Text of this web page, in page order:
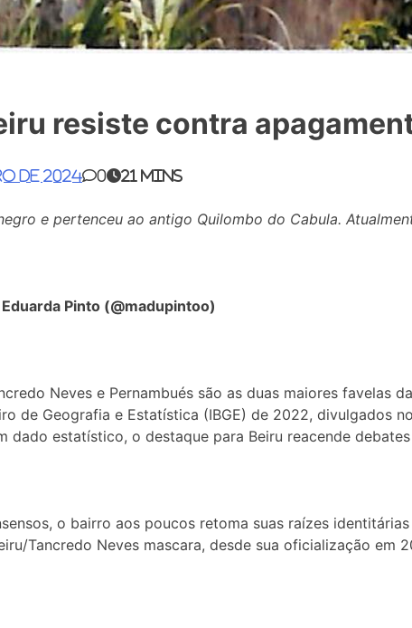
resiste contra
de 2024 0 21 mins
e pertenceu ao antigo Quilombo do Cabula.
Pinto (@madupintoo)
Neves e Pernambués são as duas maiores favelas
de Geografia e Estatística (IBGE) de 2022, divulgados
dado estatístico, o destaque para Beiru reacende
o bairro aos poucos retoma suas raízes
Tancredo Neves mascara, desde sua oficialização